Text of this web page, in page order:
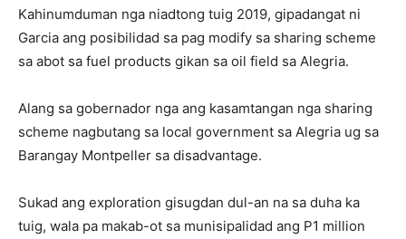
Kahinumduman nga niadtong tuig 2019, gipadangat ni
Garcia ang posibilidad sa pag modify sa sharing scheme
sa abot sa fuel products gikan sa oil field sa Alegria.
Alang sa gobernador nga ang kasamtangan nga sharing
scheme nagbutang sa local government sa Alegria ug sa
Barangay Montpeller sa disadvantage.
Sukad ang exploration gisugdan dul-an na sa duha ka
tuig, wala pa makab-ot sa munisipalidad ang P1 million